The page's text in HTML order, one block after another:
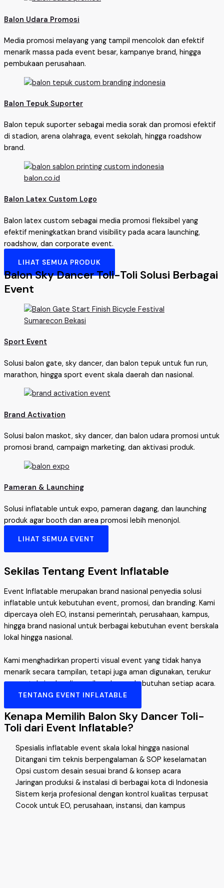
Balon Udara Promosi
Media promosi melayang yang tampil mencolok dan efektif
menarik massa pada event besar, kampanye brand, hingga
pembukaan perusahaan.
Balon Tepuk Suporter
Balon tepuk suporter sebagai media sorak dan promosi efektif
di stadion, arena olahraga, event sekolah, hingga roadshow
brand.
Balon Latex Custom Logo
Balon latex custom sebagai media promosi fleksibel yang
efektif meningkatkan brand visibility pada acara launching,
roadshow, dan corporate event.
LIHAT SEMUA PRODUK
Balon Sky Dancer Toli-Toli Solusi Berbagai
Event
Sport Event
Solusi balon gate, sky dancer, dan balon tepuk untuk fun run,
marathon, hingga sport event skala daerah dan nasional.
Brand Activation
Solusi balon maskot, sky dancer, dan balon udara promosi untuk
promosi brand, campaign marketing, dan aktivasi produk.
Pameran & Launching
Solusi inflatable untuk expo, pameran dagang, dan launching
produk agar booth dan area promosi lebih menonjol.
LIHAT SEMUA EVENT
Sekilas Tentang Event Inflatable
Event Inflatable merupakan brand nasional penyedia solusi
inflatable untuk kebutuhan event, promosi, dan branding. Kami
dipercaya oleh EO, instansi pemerintah, perusahaan, kampus,
hingga brand nasional untuk berbagai kebutuhan event berskala
lokal hingga nasional.
Kami menghadirkan properti visual event yang tidak hanya
menarik secara tampilan, tetapi juga aman digunakan, terukur
secara teknis, dan disesuaikan dengan kebutuhan setiap acara.
TENTANG EVENT INFLATABLE
Kenapa Memilih Balon Sky Dancer Toli-
Toli dari Event Inflatable?
Spesialis inflatable event skala lokal hingga nasional
Ditangani tim teknis berpengalaman & SOP keselamatan
Opsi custom desain sesuai brand & konsep acara
Jaringan produksi & instalasi di berbagai kota di Indonesia
Sistem kerja profesional dengan kontrol kualitas terpusat
Cocok untuk EO, perusahaan, instansi, dan kampus